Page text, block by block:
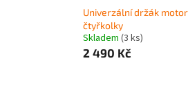
Univerzální držák
čtyřkolky
Skladem (3 ks)
2 490 Kč